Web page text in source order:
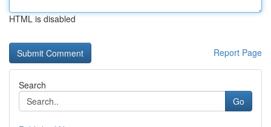
HTML is disabled
Report Page
Search
Go